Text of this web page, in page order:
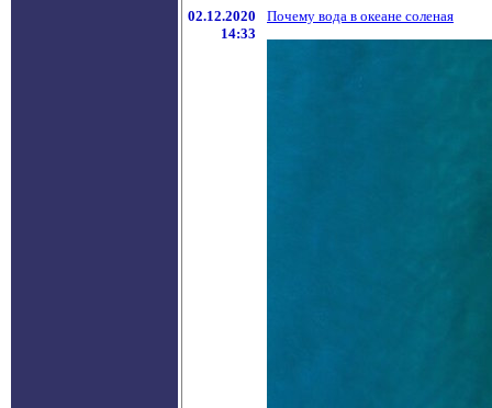
02.12.2020
14:33
Почему вода в океане соленая